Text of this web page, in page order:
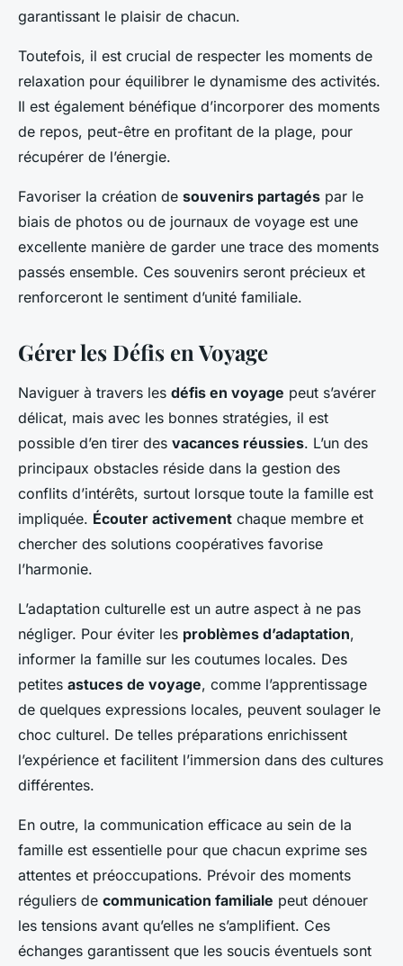
garantissant le plaisir de chacun.
Toutefois, il est crucial de respecter les moments de
relaxation pour équilibrer le dynamisme des activités.
Il est également bénéfique d’incorporer des moments
de repos, peut-être en profitant de la plage, pour
récupérer de l’énergie.
Favoriser la création de souvenirs partagés par le
biais de photos ou de journaux de voyage est une
excellente manière de garder une trace des moments
passés ensemble. Ces souvenirs seront précieux et
renforceront le sentiment d’unité familiale.
Gérer les Défis en Voyage
Naviguer à travers les défis en voyage peut s’avérer
délicat, mais avec les bonnes stratégies, il est
possible d’en tirer des vacances réussies. L’un des
principaux obstacles réside dans la gestion des
conflits d’intérêts, surtout lorsque toute la famille est
impliquée. Écouter activement chaque membre et
chercher des solutions coopératives favorise
l’harmonie.
L’adaptation culturelle est un autre aspect à ne pas
négliger. Pour éviter les problèmes d’adaptation,
informer la famille sur les coutumes locales. Des
petites astuces de voyage, comme l’apprentissage
de quelques expressions locales, peuvent soulager le
choc culturel. De telles préparations enrichissent
l’expérience et facilitent l’immersion dans des cultures
différentes.
En outre, la communication efficace au sein de la
famille est essentielle pour que chacun exprime ses
attentes et préoccupations. Prévoir des moments
réguliers de communication familiale peut dénouer
les tensions avant qu’elles ne s’amplifient. Ces
échanges garantissent que les soucis éventuels sont